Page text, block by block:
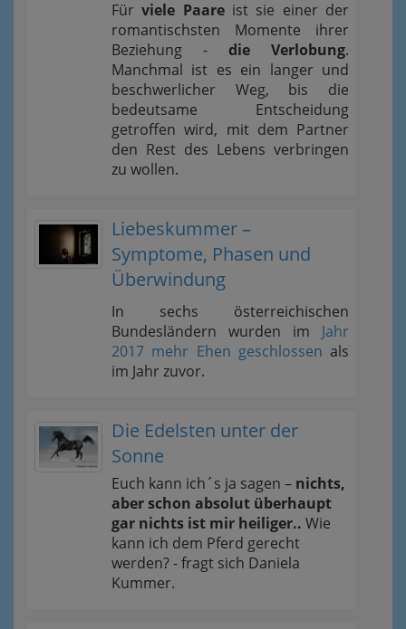
Fürviele Paareist sie einer der
romantischsten Momente ihrer
Beziehung - die Verlobung.
Manchmal ist es ein langer und
beschwerlicher Weg, bis die
bedeutsame Entscheidung
getroffen wird, mit dem Partner
den Rest des Lebens verbringen
zu wollen.
Liebeskummer –
Symptome, Phasen und
Überwindung
In sechs österreichischen
Bundesländern wurden im Jahr
2017 mehr Ehen geschlossen als
im Jahr zuvor.
Die Edelsten unter der
Sonne
Euch kann ich´s ja sagen – nichts,
aber schon absolut überhaupt
gar nichts ist mir heiliger.. Wie
kann ich dem Pferd gerecht
werden? - fragt sich Daniela
Kummer.